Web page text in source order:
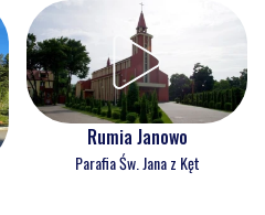
Rumia Janowo
Parafia Św. Jana z Kęt